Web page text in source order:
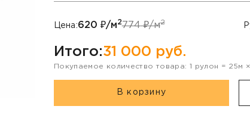
Цена:620 ₽/м2774₽/м2
Итого:31 000 руб.
Покупаемое количество товара: 1 рулон = 25м ×
В корзину